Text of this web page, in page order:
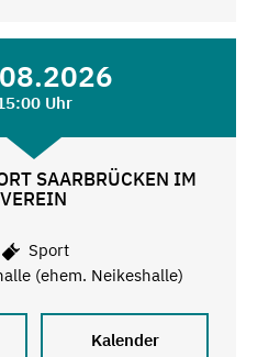
Uhr
SAARBRÜCKEN IM
VEREIN
Sport
(ehem. Neikeshalle)
Kalender